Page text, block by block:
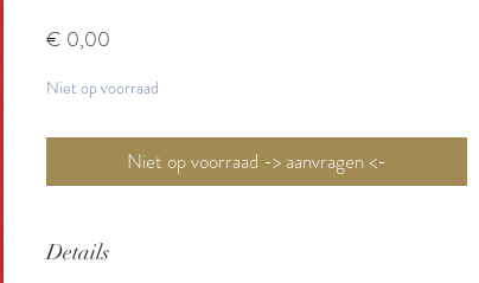
€ 0,00
Niet op voorraad
Niet op voorraad -> aanvragen <-
Details